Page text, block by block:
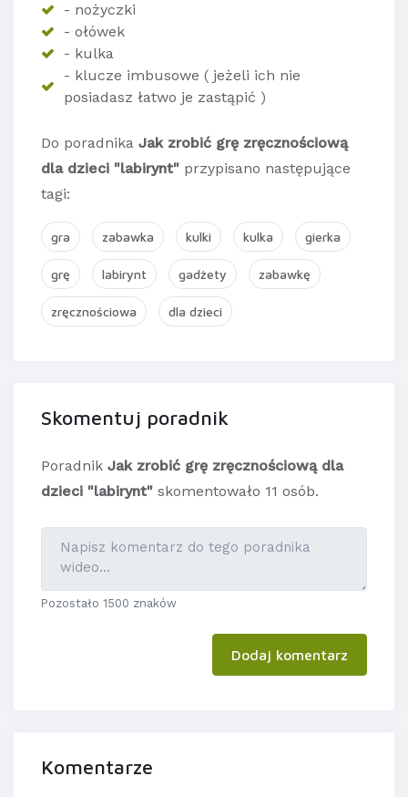
- nożyczki
- ołówek
- kulka
- klucze imbusowe ( jeżeli ich nie
posiadasz łatwo je zastąpić )
Do poradnika Jak zrobić grę zręcznościową
dla dzieci "labirynt" przypisano następujące
tagi:
gra zabawka kulki kulka gierka
grę labirynt gadżety zabawkę
zręcznościowa dla dzieci
Skomentuj poradnik
Poradnik Jak zrobić grę zręcznościową dla
dzieci "labirynt" skomentowało 11 osób.
Pozostało 1500 znaków
Dodaj komentarz
Komentarze